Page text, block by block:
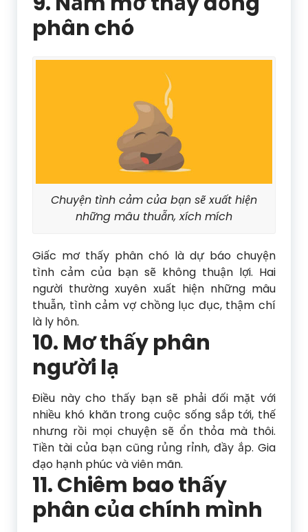
phân chó
Chuyện tình cảm của bạn sẽ xuất hiện
những mâu thuẫn, xích mích
Giấc mơ thấy phân chó là dự báo chuyện
tình cảm của bạn sẽ không thuận lợi. Hai
người thường xuyên xuất hiện những mâu
thuẫn, tình cảm vợ chồng lục đục, thậm chí
là ly hôn.
10. Mơ thấy phân
người lạ
Điều này cho thấy bạn sẽ phải đối mặt với
nhiều khó khăn trong cuộc sống sắp tới, thế
nhưng rồi mọi chuyện sẽ ổn thỏa mà thôi.
Tiền tài của bạn cũng rủng rỉnh, đầy ắp. Gia
đạo hạnh phúc và viên mãn.
11. Chiêm bao thấy
phân của chính mình